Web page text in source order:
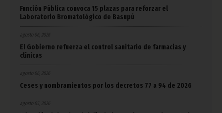
Función Pública convoca 15 plazas para reforzar el
Laboratorio Bromatológico de Basupú
agosto 06, 2026
El Gobierno refuerza el control sanitario de farmacias y
clínicas
agosto 06, 2026
Ceses y nombramientos por los decretos 77 a 94 de 2026
agosto 05, 2026